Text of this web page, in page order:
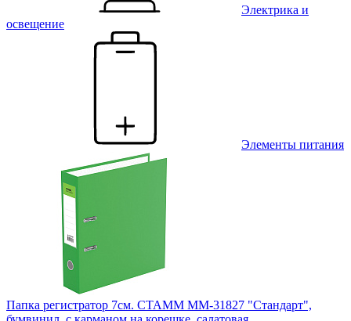
Электрика и
освещение
Элементы питания
Папка регистратор 7см. СТАММ ММ-31827 "Стандарт",